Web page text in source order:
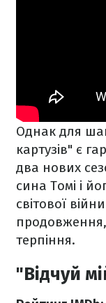
Однак для
картузів" є
два нових
сина Томі і
світової
продовження,
терпіння.
"Відчуй